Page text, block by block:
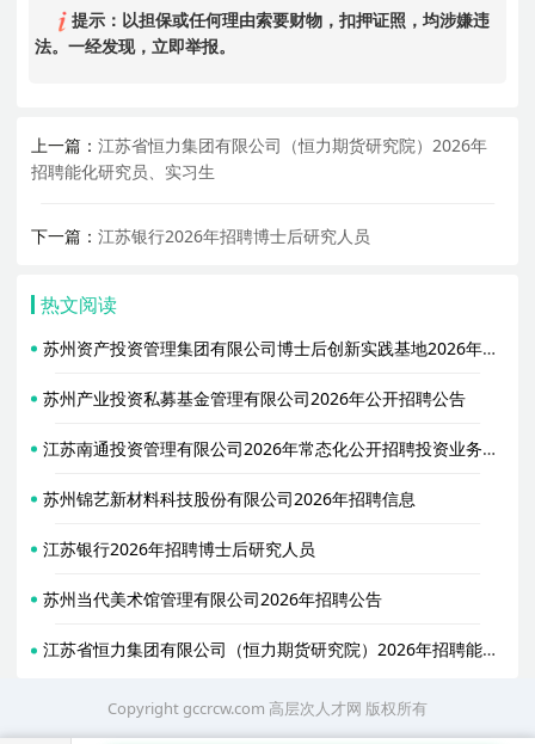
提示：以担保或任何理由索要财物，扣押证照，均涉嫌违
法。一经发现，立即举报。
上一篇：江苏省恒力集团有限公司（恒力期货研究院）2026年
招聘能化研究员、实习生
下一篇：江苏银行2026年招聘博士后研究人员
热文阅读
苏州资产投资管理集团有限公司博士后创新实践基地2026年度招收2名博士后研究人员公告
苏州产业投资私募基金管理有限公司2026年公开招聘公告
江苏南通投资管理有限公司2026年常态化公开招聘投资业务人员公告
苏州锦艺新材料科技股份有限公司2026年招聘信息
江苏银行2026年招聘博士后研究人员
苏州当代美术馆管理有限公司2026年招聘公告
江苏省恒力集团有限公司（恒力期货研究院）2026年招聘能化研究员、实习生
Copyright gccrcw.com 高层次人才网 版权所有